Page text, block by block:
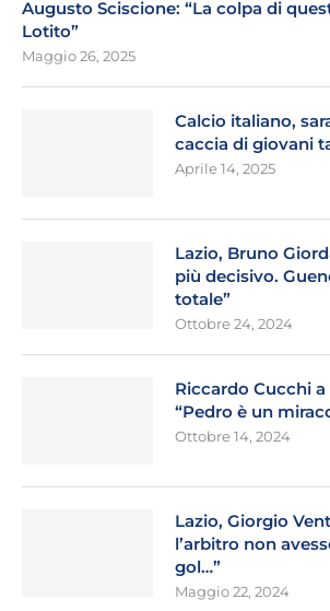
Augusto Sciscione: “La colpa di
Lotito”
Maggio 26, 2025
Calcio italiano,
caccia di giovani
Aprile 14, 2025
Lazio, Bruno
più decisivo.
totale”
Ottobre 24, 2024
Riccardo Cucchi a
“Pedro è un
Ottobre 14, 2024
Lazio, Giorgio
l’arbitro non
gol…”
Maggio 22, 2024